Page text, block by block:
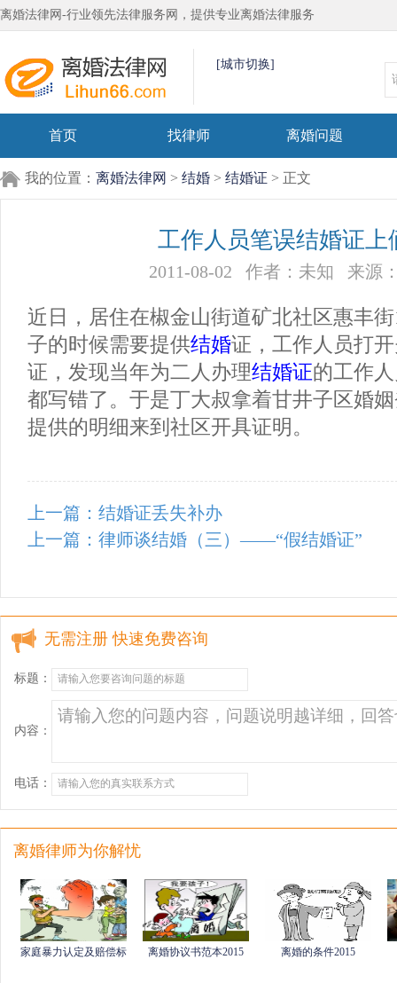
离婚法律网-行业领先法律服务网，提供专业离婚法律服务
[城市切换]
首页 找律师 离婚问题
我的位置： 离婚法律网 > 结婚 > 结婚证 > 正文
工作人员笔误结婚证上
2011-08-02 作者：未知 来源
近日，居住在椒金山街道矿北社区惠丰
子的时候需要提供结婚证，工作人员打
证，发现当年为二人办理结婚证的工作
都写错了。于是丁大叔拿着甘井子区婚
提供的明细来到社区开具证明。
上一篇：结婚证丢失补办
上一篇：律师谈结婚（三）——“假结婚证”
无需注册 快速免费咨询
标题：
内容：
电话：
离婚律师为你解忧
家庭暴力认定及赔偿标
离婚协议书范本2015 离婚的条件2015